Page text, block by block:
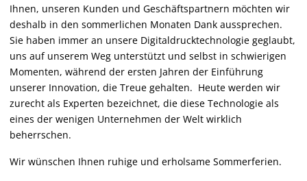
Ihnen, unseren Kunden und Geschäftspartnern möchten wir
deshalb in den sommerlichen Monaten Dank aussprechen.
Sie haben immer an unsere Digitaldrucktechnologie geglaubt,
uns auf unserem Weg unterstützt und selbst in schwierigen
Momenten, während der ersten Jahren der Einführung
unserer Innovation, die Treue gehalten. Heute werden wir
zurecht als Experten bezeichnet, die diese Technologie als
eines der wenigen Unternehmen der Welt wirklich
beherrschen.
Wir wünschen Ihnen ruhige und erholsame Sommerferien.